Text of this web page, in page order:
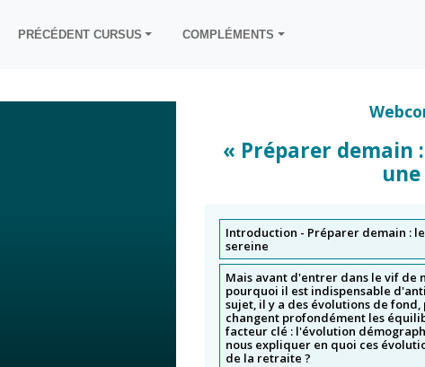
PRÉCÉDENT CURSUS
Mon contrat d’assurance-vie au quotidien
Comment organiser mon patrimoine en fonction de ma situation
COMPLÉMENTS
« Préparer demain
Introduction - Préparer demain :
sereine
Mais avant d'entrer dans le vif de
pourquoi il est indispensable
sujet, il y a des évolutions de
changent profondément les
facteur clé : l'évolution
nous expliquer en quoi ces
de la retraite ?